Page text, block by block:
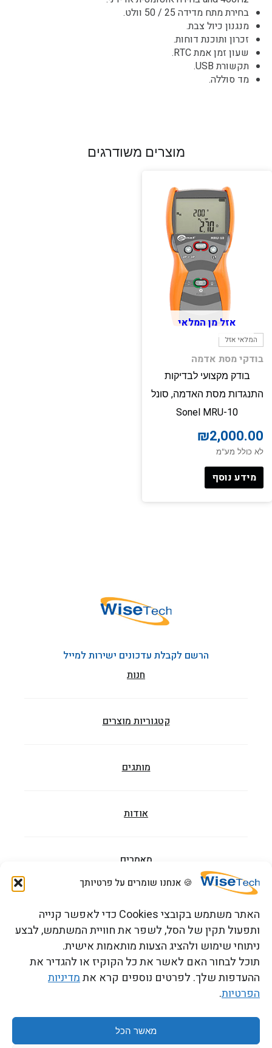
🍪 אנחנו שומרים על פרטיותך
האתר משתמש בקובצי Cookies כדי לאפשר קנייה
ותפעול תקין של הסל, לשפר את חוויית המשתמש, לבצע
ניתוחי שימוש ולהציג הצעות מותאמות אישית.
תוכל לבחור האם לאשר את כל הקוקיז או להגדיר את
ההעדפות שלך. לפרטים נוספים קרא אתמדיניות
הפרטיות.
מאשר הכל
בחירת מתח מדידה 25 / 50 וולט.
מנגנון כיול צבת.
זכרון ותוכנת דוחות.
שעון זמן אמת RTC.
תקשורת USB.
מד סוללה.
מוצרים משודרגים
אזל מן המלאי
המלאי אזל
בודקי מסת אדמה
בודק מקצועי לבדיקות
התנגדות מסת האדמה, סונל
Sonel MRU-10
₪2,000.00
לא כולל מע"מ
מידע נוסף
הרשם לקבלת עדכונים ישירות למייל
חנות
קטגוריות מוצרים
מותגים
אודות
מאמרים
צור קשר
כתובתנו: רחוב העמל 13 כניסה A, קומה 2, פארק אפק
ראש העין 4809234 ישראל